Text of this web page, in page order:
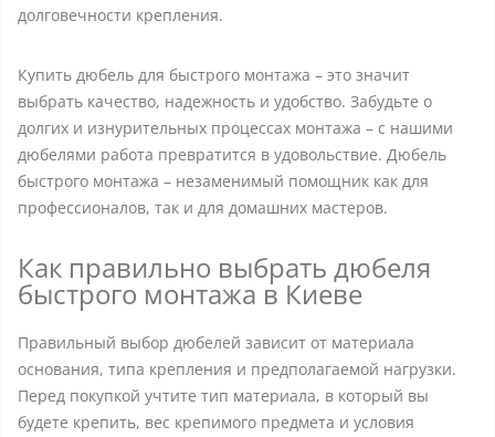
долговечности крепления.
Купить дюбель для быстрого монтажа – это значит
выбрать качество, надежность и удобство. Забудьте о
долгих и изнурительных процессах монтажа – с нашими
дюбелями работа превратится в удовольствие. Дюбель
быстрого монтажа – незаменимый помощник как для
профессионалов, так и для домашних мастеров.
Как правильно выбрать дюбеля
быстрого монтажа в Киеве
Правильный выбор дюбелей зависит от материала
основания, типа крепления и предполагаемой нагрузки.
Перед покупкой учтите тип материала, в который вы
будете крепить, вес крепимого предмета и условия